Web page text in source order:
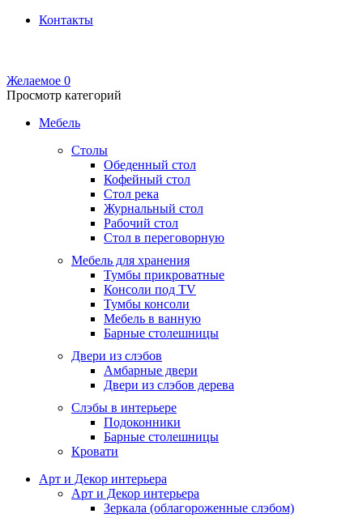
Контакты
Желаемое 0
Просмотр категорий
Мебель
Столы
Обеденный стол
Кофейный стол
Стол река
Журнальный стол
Рабочий стол
Стол в переговорную
Мебель для хранения
Тумбы прикроватные
Консоли под TV
Тумбы консоли
Мебель в ванную
Барные столешницы
Двери из слэбов
Амбарные двери
Двери из слэбов дерева
Слэбы в интерьере
Подоконники
Барные столешницы
Кровати
Арт и Декор интерьера
Арт и Декор интерьера
Зеркала (облагороженные слэбом)